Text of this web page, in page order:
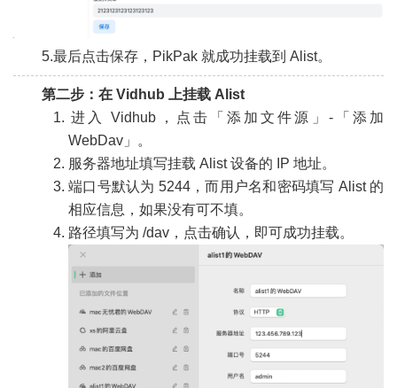
5.最后点击保存，PikPak 就成功挂载到 Alist。
第二步：在 Vidhub 上挂载 Alist
进入 Vidhub，点击「添加文件源」-「添加
WebDav」。
服务器地址填写挂载 Alist 设备的 IP 地址。
端口号默认为 5244，而用户名和密码填写 Alist 的
相应信息，如果没有可不填。
路径填写为 /dav，点击确认，即可成功挂载。